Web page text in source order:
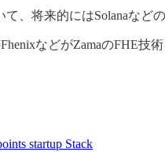
、将来的にはSolanaなど
などがZamaのFHE
startup Stack